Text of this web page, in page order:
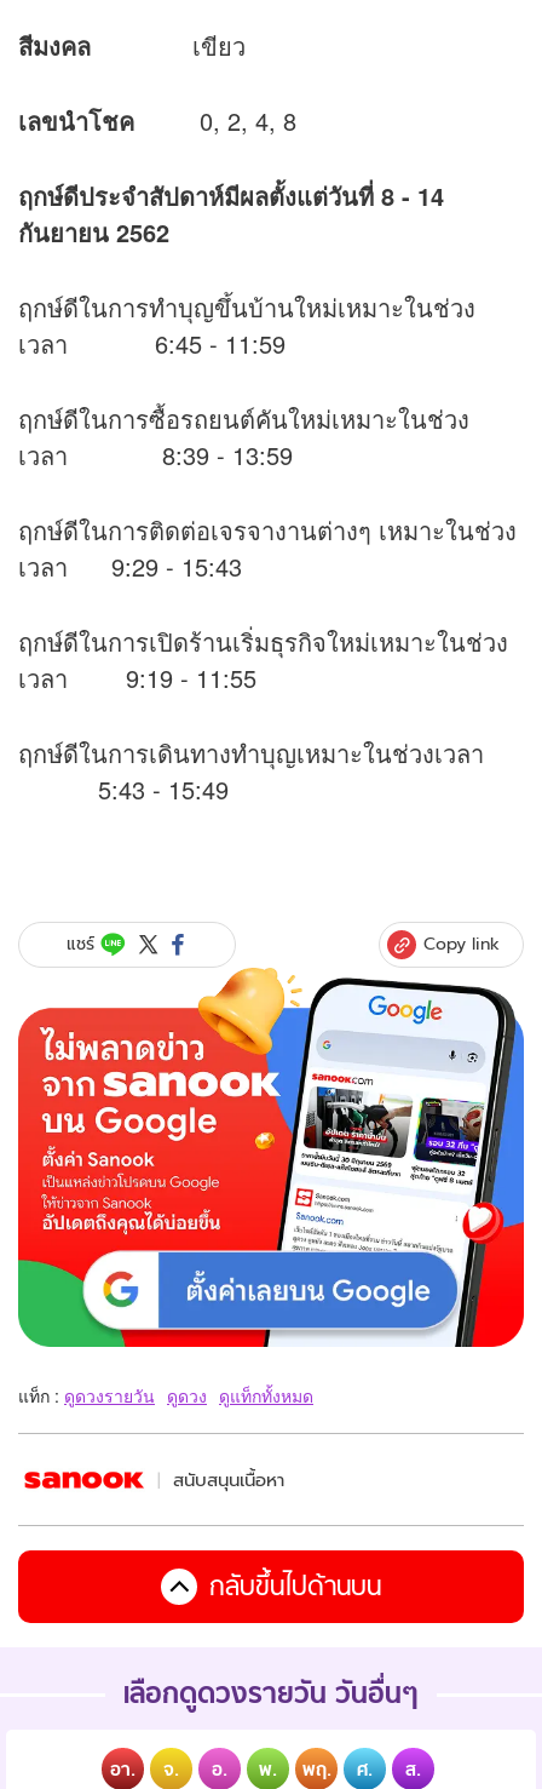
สีมงคล เขียว
เลขนำโชค 0, 2, 4, 8
ฤกษ์ดีประจำสัปดาห์มีผลตั้งแต่วันที่ 8 - 14
กันยายน 2562
ฤกษ์ดีในการทำบุญขึ้นบ้านใหม่เหมาะในช่วง
เวลา 6:45 - 11:59
ฤกษ์ดีในการซื้อรถยนต์คันใหม่เหมาะในช่วง
เวลา 8:39 - 13:59
ฤกษ์ดีในการติดต่อเจรจางานต่างๆ เหมาะในช่วง
เวลา 9:29 - 15:43
ฤกษ์ดีในการเปิดร้านเริ่มธุรกิจใหม่เหมาะในช่วง
เวลา 9:19 - 11:55
ฤกษ์ดีในการเดินทางทำบุญเหมาะในช่วงเวลา
5:43 - 15:49
แชร์ Copy link
แท็ก : ดูดวงรายวัน ดูดวง ดูแท็กทั้งหมด
สนับสนุนเนื้อหา
กลับขึ้นไปด้านบน
เลือกดูดวงรายวัน วันอื่นๆ
อา. จ. อ. พ. พฤ. ศ. ส.